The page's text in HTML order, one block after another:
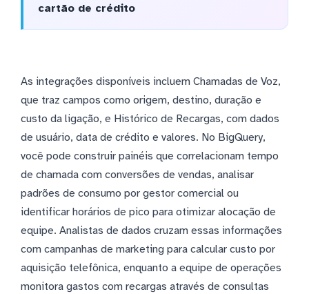
cartão de crédito
As integrações disponíveis incluem Chamadas de Voz,
que traz campos como origem, destino, duração e
custo da ligação, e Histórico de Recargas, com dados
de usuário, data de crédito e valores. No BigQuery,
você pode construir painéis que correlacionam tempo
de chamada com conversões de vendas, analisar
padrões de consumo por gestor comercial ou
identificar horários de pico para otimizar alocação de
equipe. Analistas de dados cruzam essas informações
com campanhas de marketing para calcular custo por
aquisição telefônica, enquanto a equipe de operações
monitora gastos com recargas através de consultas